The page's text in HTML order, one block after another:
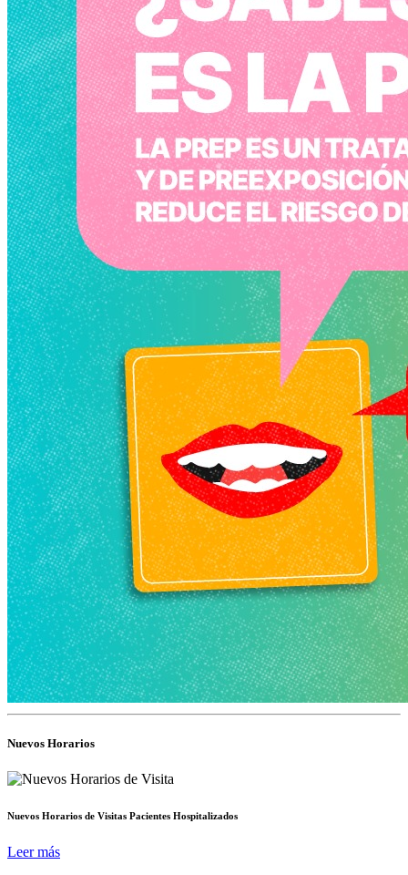
Nuevos Horarios
Nuevos Horarios de Visitas Pacientes Hospitalizados
Leer más